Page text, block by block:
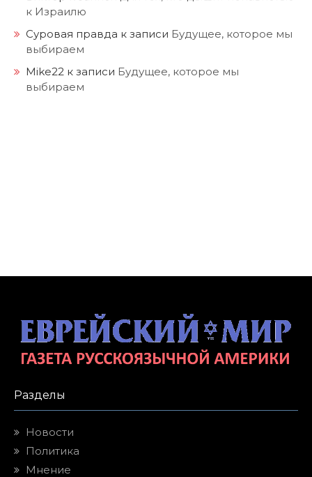
к Израилю
Суровая правда к записи Будущее, которое мы
выбираем
Mike22 к записи Будущее, которое мы
выбираем
Разделы
Новости
Политика
Мнение